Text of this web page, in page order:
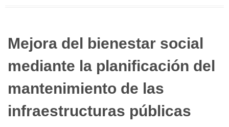
Mejora del bienestar social
mediante la planificación del
mantenimiento de las
infraestructuras públicas